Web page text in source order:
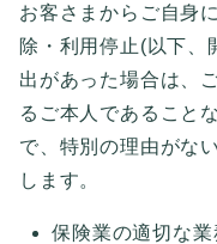
お客さまからご自身
除・利用停止(以下、
出があった場合は、
るご本人であること
で、特別の理由がな
します。
保険業の適切な